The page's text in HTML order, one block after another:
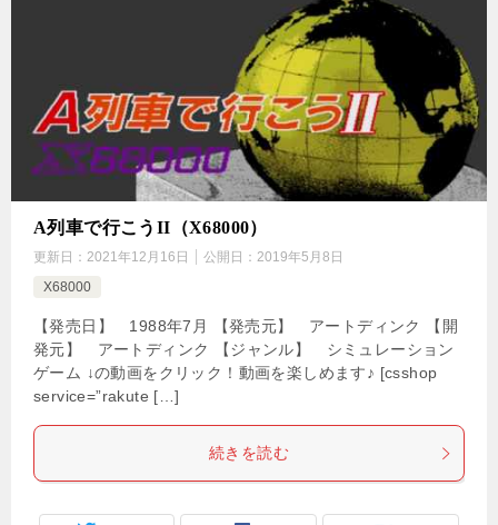
A列車で行こうII（X68000）
更新日： 2021年12月16日 公開日： 2019年5月8日
X68000
【発売日】 1988年7月 【発売元】 アートディンク 【開
発元】 アートディンク 【ジャンル】 シミュレーション
ゲーム ↓の動画をクリック！動画を楽しめます♪ [csshop
service=”rakute […]
続きを読む